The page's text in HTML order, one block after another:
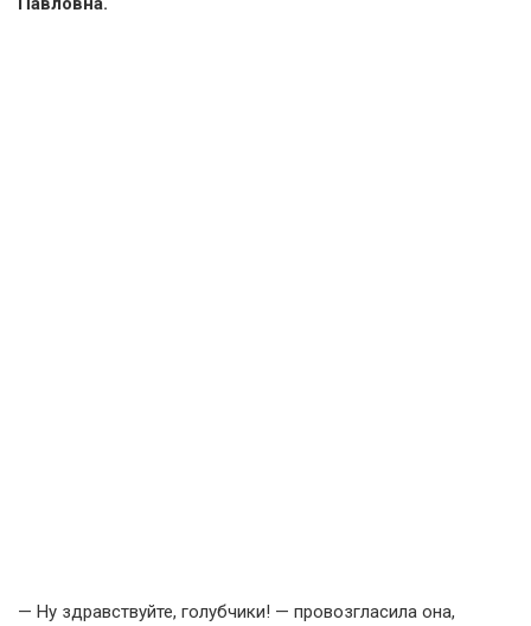
— Ну здравствуйте, голубчики! — провозгласила она,